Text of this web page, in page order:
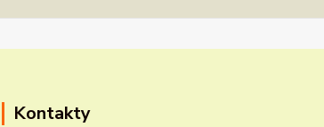
Kontakty